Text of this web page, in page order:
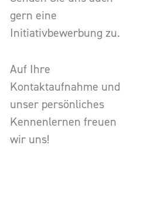
gern eine
Initiativbewerbung zu.
Auf Ihre
Kontaktaufnahme und
unser persönliches
Kennenlernen freuen
wir uns!